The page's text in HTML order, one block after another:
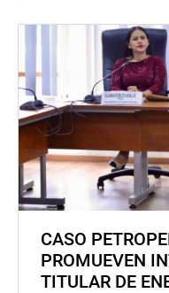
CASO
PROMUEVEN
TITULAR DE